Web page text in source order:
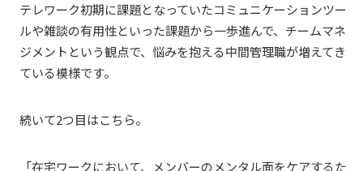
テレワーク初期に課題となっていたコミュニケーションツー
ルや雑談の有用性といった課題から一歩進んで、チームマネ
ジメントという観点で、悩みを抱える中間管理職が増えてき
ている模様です。
続いて2つ目はこちら。
「在宅ワークにおいて、メンバーのメンタル面をケアするた